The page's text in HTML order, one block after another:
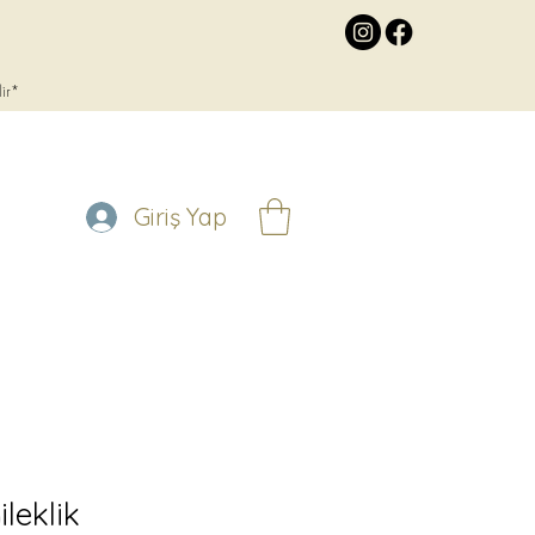
Giriş Yap